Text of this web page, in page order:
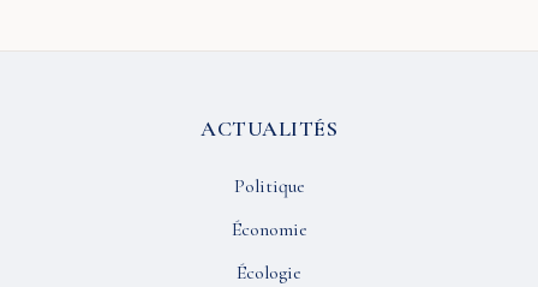
ACTUALITÉS
Politique
Économie
Écologie